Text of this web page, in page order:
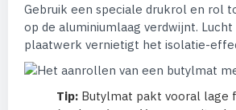
Gebruik een speciale drukrol en rol
op de aluminiumlaag verdwijnt.
plaatwerk vernietigt het isolatie-
Tip: Butylmat pakt vooral lage